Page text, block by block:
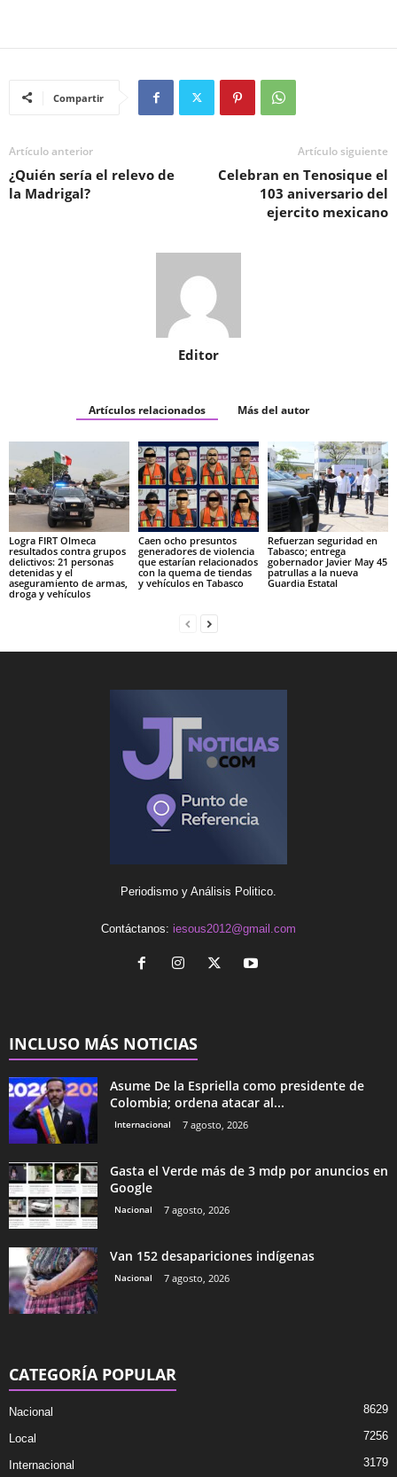
Compartir
Artículo anterior
¿Quién sería el relevo de
la Madrigal?
Artículo siguiente
Celebran en Tenosique el
103 aniversario del
ejercito mexicano
Editor
Artículos relacionados Más del autor
Logra FIRT Olmeca
resultados contra grupos
delictivos: 21 personas
detenidas y el
aseguramiento de armas,
droga y vehículos
Caen ocho presuntos
generadores de violencia
que estarían relacionados
con la quema de tiendas
y vehículos en Tabasco
Refuerzan seguridad en
Tabasco; entrega
gobernador Javier May 45
patrullas a la nueva
Guardia Estatal
Periodismo y Análisis Politico.
Contáctanos: iesous2012@gmail.com
INCLUSO MÁS NOTICIAS
Asume De la Espriella como presidente de
Colombia; ordena atacar al...
Internacional 7 agosto, 2026
Gasta el Verde más de 3 mdp por anuncios en
Google
Nacional 7 agosto, 2026
Van 152 desapariciones indígenas
Nacional 7 agosto, 2026
CATEGORÍA POPULAR
Nacional 8629
Local 7256
Internacional 3179